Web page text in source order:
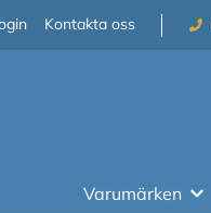
Kontakta oss
Varumärken